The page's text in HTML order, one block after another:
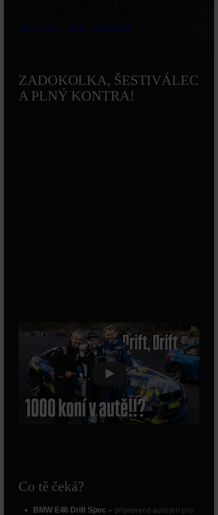
DRŽVOLANT Kurzy Kurzy driftu
ZADOKOLKA, ŠESTIVÁLEC
A PLNÝ KONTRA!
Play
Co tě čeká?
BMW E46 Drift Spec – připravené auto jen pro